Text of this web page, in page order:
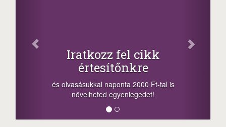
Iratkozz fel cikk
értesítőnkre
naponta 2000 Ft-tal is
növelheted egyenlegedet!